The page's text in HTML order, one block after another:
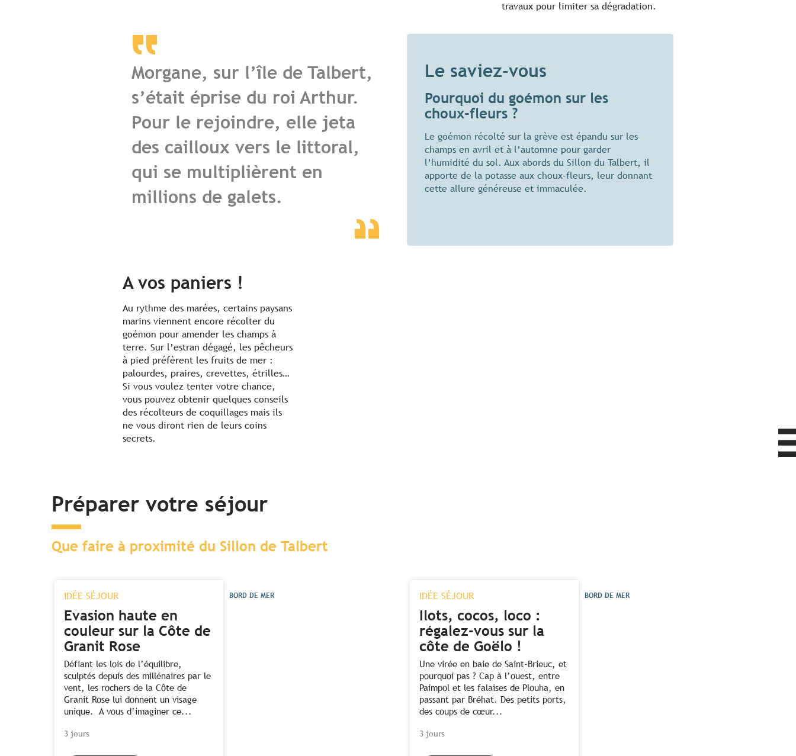
travaux pour limiter sa dégradation.
Morgane, sur l’île de Talbert,
s’était éprise du roi Arthur.
Pour le rejoindre, elle jeta
des cailloux vers le littoral,
qui se multiplièrent en
millions de galets.
Le saviez-vous
Pourquoi du goémon sur les
choux-fleurs ?
Le goémon récolté sur la grève est épandu sur les
champs en avril et à l’automne pour garder
l’humidité du sol. Aux abords du Sillon du Talbert, il
apporte de la potasse aux choux-fleurs, leur donnant
cette allure généreuse et immaculée.
A vos paniers !
Au rythme des marées, certains paysans
marins viennent encore récolter du
goémon pour amender les champs à
terre. Sur l’estran dégagé, les pêcheurs
à pied préfèrent les fruits de mer :
palourdes, praires, crevettes, étrilles…
Si vous voulez tenter votre chance,
vous pouvez obtenir quelques conseils
des récolteurs de coquillages mais ils
ne vous diront rien de leurs coins
secrets.
Préparer votre séjour
Que faire à proximité du Sillon de Talbert
BORD DE MER
3 jours
IDÉE SÉJOUR
Evasion haute en
couleur sur la Côte de
Granit Rose
Défiant les lois de l’équilibre,
sculptés depuis des millénaires par le
vent, les rochers de la Côte de
Granit Rose lui donnent un visage
unique. A vous d’imaginer ce...
BORD DE MER
3 jours
IDÉE SÉJOUR
Ilots, cocos, loco :
régalez-vous sur la
côte de Goëlo !
Une virée en baie de Saint-Brieuc, et
pourquoi pas ? Cap à l’ouest, entre
Paimpol et les falaises de Plouha, en
passant par Bréhat. Des petits ports,
des coups de cœur...